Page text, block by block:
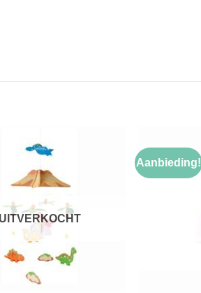
UITVERKOCHT
Aanbieding!